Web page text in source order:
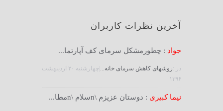
آخرین نظرات کاربران
جواد : چطورمشکل سرمای کف آپارتما...
در :روشهای کاهش سرمای خانه...
|چهارشنبه ۲۰ ارديبهشت
۱۳۹۶
نیما کبیری : دوستان عزیزم \nسلام \nمطا...